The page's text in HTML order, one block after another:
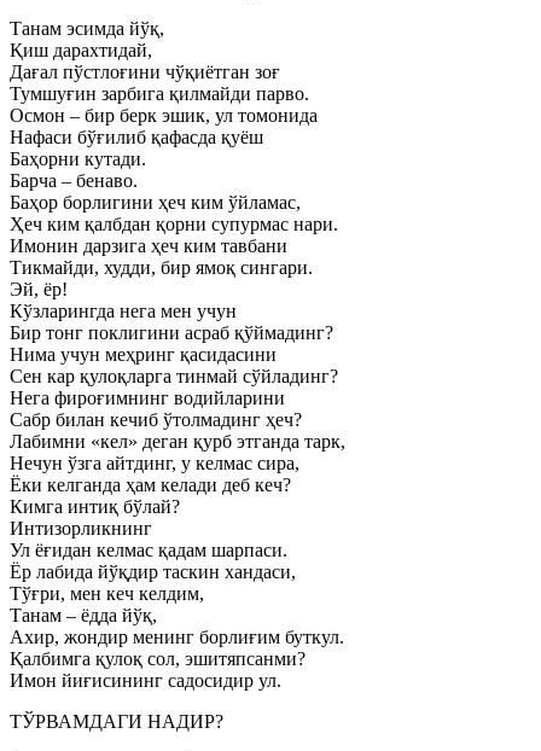
Танам эсимда йўқ,
Қиш дарахтидай,
Дағал пўстлоғини чўқиётган зоғ
Тумшуғин зарбига қилмайди парво.
Осмон – бир берк эшик, ул томонида
Нафаси бўғилиб қафасда қуёш
Баҳорни кутади.
Барча – бенаво.
Баҳор борлигини ҳеч ким ўйламас,
Ҳеч ким қалбдан қорни супурмас нари.
Имонин дарзига ҳеч ким тавбани
Тикмайди, худди, бир ямоқ сингари.
Эй, ёр!
Кўзларингда нега мен учун
Бир тонг поклигини асраб қўймадинг?
Нима учун меҳринг қасидасини
Сен кар қулоқларга тинмай сўйладинг?
Нега фироғимнинг водийларини
Сабр билан кечиб ўтолмадинг ҳеч?
Лабимни «кел» деган қурб этганда тарк,
Нечун ўзга айтдинг, у келмас сира,
Ёки келганда ҳам келади деб кеч?
Кимга интиқ бўлай?
Интизорликнинг
Ул ёғидан келмас қадам шарпаси.
Ёр лабида йўқдир таскин хандаси,
Тўғри, мен кеч келдим,
Танам – ёдда йўқ,
Ахир, жондир менинг борлиғим буткул.
Қалбимга қулоқ сол, эшитяпсанми?
Имон йиғисининг садосидир ул.
ТЎРВАМДАГИ НАДИР?